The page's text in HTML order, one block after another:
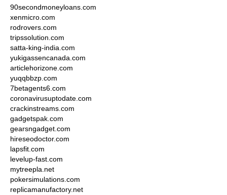
90secondmoneyloans.com
xenmicro.com
rodrovers.com
tripssolution.com
satta-king-india.com
yukigassencanada.com
articlehorizone.com
yuqqbbzp.com
7betagents6.com
coronavirusuptodate.com
crackinstreams.com
gadgetspak.com
gearsngadget.com
hireseodoctor.com
lapsfit.com
levelup-fast.com
mytreepla.net
pokersimulations.com
replicamanufactory.net